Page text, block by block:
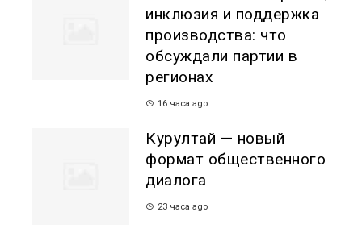
инклюзия и поддержка
производства: что
обсуждали партии в
регионах
16 часа ago
Курултай — новый
формат общественного
диалога
23 часа ago